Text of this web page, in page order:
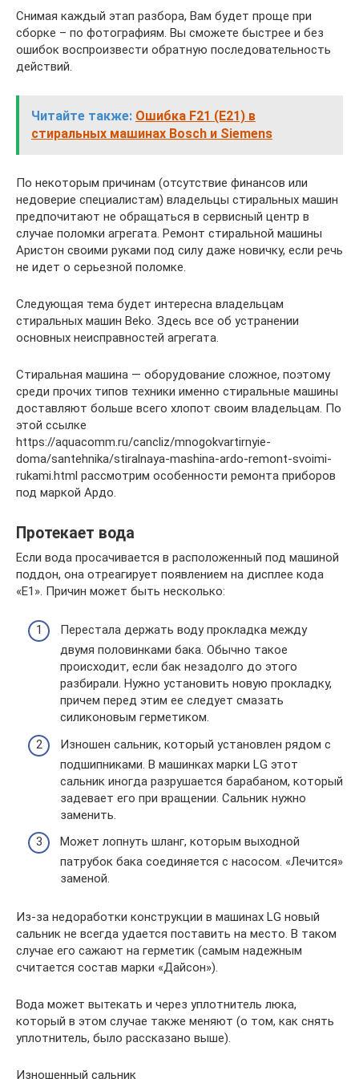
Снимая каждый этап разбора, Вам будет проще при
сборке – по фотографиям. Вы сможете быстрее и без
ошибок воспроизвести обратную последовательность
действий.
Читайте также: Ошибка F21 (E21) в
стиральных машинах Bosch и Siemens
По некоторым причинам (отсутствие финансов или
недоверие специалистам) владельцы стиральных машин
предпочитают не обращаться в сервисный центр в
случае поломки агрегата. Ремонт стиральной машины
Аристон своими руками под силу даже новичку, если речь
не идет о серьезной поломке.
Следующая тема будет интересна владельцам
стиральных машин Beko. Здесь все об устранении
основных неисправностей агрегата.
Стиральная машина — оборудование сложное, поэтому
среди прочих типов техники именно стиральные машины
доставляют больше всего хлопот своим владельцам. По
этой ссылке
https://aquacomm.ru/cancliz/mnogokvartirnyie-
doma/santehnika/stiralnaya-mashina-ardo-remont-svoimi-
rukami.html рассмотрим особенности ремонта приборов
под маркой Ардо.
Протекает вода
Если вода просачивается в расположенный под машиной
поддон, она отреагирует появлением на дисплее кода
«Е1». Причин может быть несколько:
Перестала держать воду прокладка между
двумя половинками бака. Обычно такое
происходит, если бак незадолго до этого
разбирали. Нужно установить новую прокладку,
причем перед этим ее следует смазать
силиконовым герметиком.
Изношен сальник, который установлен рядом с
подшипниками. В машинках марки LG этот
сальник иногда разрушается барабаном, который
задевает его при вращении. Сальник нужно
заменить.
Может лопнуть шланг, которым выходной
патрубок бака соединяется с насосом. «Лечится»
заменой.
Из-за недоработки конструкции в машинах LG новый
сальник не всегда удается поставить на место. В таком
случае его сажают на герметик (самым надежным
считается состав марки «Дайсон»).
Вода может вытекать и через уплотнитель люка,
который в этом случае также меняют (о том, как снять
уплотнитель, было рассказано выше).
Изношенный сальник